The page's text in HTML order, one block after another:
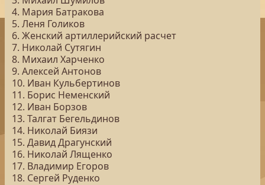
4. Мария Батракова
5. Леня Голиков
6. Женский артиллерийский расчет
7. Николай Сутягин
8. Михаил Харченко
9. Алексей Антонов
10. Иван Кульбертинов
11. Борис Неменский
12. Иван Борзов
13. Талгат Бегельдинов
14. Николай Биязи
15. Давид Драгунский
16. Николай Лященко
17. Владимир Егоров
18. Сергей Руденко